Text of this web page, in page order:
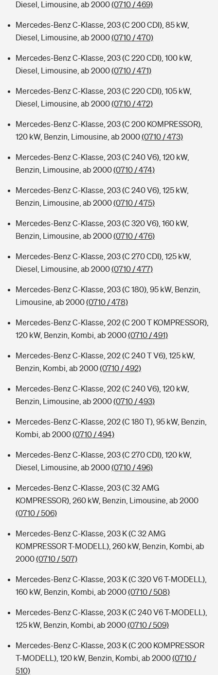
Diesel, Limousine, ab 2000(0710 / 469)
Mercedes-Benz C-Klasse, 203 (C 200 CDI), 85 kW,
Diesel, Limousine, ab 2000(0710 / 470)
Mercedes-Benz C-Klasse, 203 (C 220 CDI), 100 kW,
Diesel, Limousine, ab 2000(0710 / 471)
Mercedes-Benz C-Klasse, 203 (C 220 CDI), 105 kW,
Diesel, Limousine, ab 2000(0710 / 472)
Mercedes-Benz C-Klasse, 203 (C 200 KOMPRESSOR),
120 kW, Benzin, Limousine, ab 2000(0710 / 473)
Mercedes-Benz C-Klasse, 203 (C 240 V6), 120 kW,
Benzin, Limousine, ab 2000(0710 / 474)
Mercedes-Benz C-Klasse, 203 (C 240 V6), 125 kW,
Benzin, Limousine, ab 2000(0710 / 475)
Mercedes-Benz C-Klasse, 203 (C 320 V6), 160 kW,
Benzin, Limousine, ab 2000(0710 / 476)
Mercedes-Benz C-Klasse, 203 (C 270 CDI), 125 kW,
Diesel, Limousine, ab 2000(0710 / 477)
Mercedes-Benz C-Klasse, 203 (C 180), 95 kW, Benzin,
Limousine, ab 2000(0710 / 478)
Mercedes-Benz C-Klasse, 202 (C 200 T KOMPRESSOR),
120 kW, Benzin, Kombi, ab 2000(0710 / 491)
Mercedes-Benz C-Klasse, 202 (C 240 T V6), 125 kW,
Benzin, Kombi, ab 2000(0710 / 492)
Mercedes-Benz C-Klasse, 202 (C 240 V6), 120 kW,
Benzin, Limousine, ab 2000(0710 / 493)
Mercedes-Benz C-Klasse, 202 (C 180 T), 95 kW, Benzin,
Kombi, ab 2000(0710 / 494)
Mercedes-Benz C-Klasse, 203 (C 270 CDI), 120 kW,
Diesel, Limousine, ab 2000(0710 / 496)
Mercedes-Benz C-Klasse, 203 (C 32 AMG
KOMPRESSOR), 260 kW, Benzin, Limousine, ab 2000
(0710 / 506)
Mercedes-Benz C-Klasse, 203 K (C 32 AMG
KOMPRESSOR T-MODELL), 260 kW, Benzin, Kombi, ab
2000(0710 / 507)
Mercedes-Benz C-Klasse, 203 K (C 320 V6 T-MODELL),
160 kW, Benzin, Kombi, ab 2000(0710 / 508)
Mercedes-Benz C-Klasse, 203 K (C 240 V6 T-MODELL),
125 kW, Benzin, Kombi, ab 2000(0710 / 509)
Mercedes-Benz C-Klasse, 203 K (C 200 KOMPRESSOR
T-MODELL), 120 kW, Benzin, Kombi, ab 2000(0710 /
510)